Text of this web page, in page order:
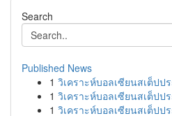
Search
Published News
1 วิเคราะห์บอลเซียนสเต็ปป
1 วิเคราะห์บอลเซียนสเต็ปป
1 วิเคราะห์บอลเซียนสเต็ปป